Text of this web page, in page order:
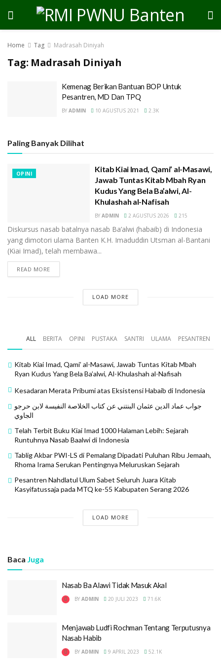
Home Tag Madrasah Diniyah
Tag: Madrasah Diniyah
Kemenag Berikan Bantuan BOP Untuk
Pesantren, MD Dan TPQ
BY ADMIN 10 AGUSTUS 2021 2.3K
Paling Banyak Dilihat
OPINI
Kitab Kiai Imad, Qami’ al-Masawi,
Jawab Tuntas Kitab Mbah Ryan
Kudus Yang Bela Ba’alwi, Al-
Khulashah al-Nafisah
BY ADMIN 2 AGUSTUS 2026 215
Diskursus nasab batalnya nasab Ba’alwi (habaib) di Indonesia
yang dimotori ulama Banten K.H. Imaduddin Utsman al-Bantani
(Kiai Imad), telah membawa...
READ MORE
LOAD MORE
ALL BERITA OPINI PUSTAKA SANTRI ULAMA PESANTREN
Kitab Kiai Imad, Qami’ al-Masawi, Jawab Tuntas Kitab Mbah
Ryan Kudus Yang Bela Ba’alwi, Al-Khulashah al-Nafisah
Kesadaran Merata Pribumi atas Eksistensi Habaib di Indonesia
جواب عماد الدين عثمان البنتني عن كتاب الخلاصة النفيسة لابن حرجو
الجاوي
Telah Terbit Buku Kiai Imad 1000 Halaman Lebih: Sejarah
Runtuhnya Nasab Baalwi di Indonesia
Tablig Akbar PWI-LS di Pemalang Dipadati Puluhan Ribu Jemaah,
Rhoma Irama Serukan Pentingnya Meluruskan Sejarah
Pesantren Nahdlatul Ulum Sabet Seluruh Juara Kitab
Kasyifatussaja pada MTQ ke-55 Kabupaten Serang 2026
LOAD MORE
Baca Juga
Nasab Ba Alawi Tidak Masuk Akal
BY ADMIN 20 JULI 2023 71.6K
Menjawab Ludfi Rochman Tentang Terputusnya
Nasab Habib
BY ADMIN 9 APRIL 2023 52.1K